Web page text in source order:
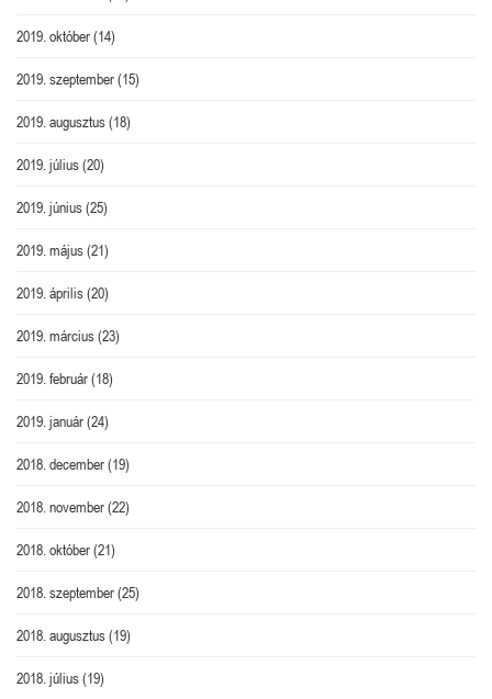
2019. október(14)
2019. szeptember(15)
2019. augusztus(18)
2019. július(20)
2019. június(25)
2019. május(21)
2019. április(20)
2019. március(23)
2019. február(18)
2019. január(24)
2018. december(19)
2018. november(22)
2018. október(21)
2018. szeptember(25)
2018. augusztus(19)
2018. július(19)